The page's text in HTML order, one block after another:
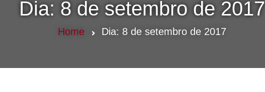
Dia: 8 de setembro de 2017
Home Dia: 8 de setembro de 2017